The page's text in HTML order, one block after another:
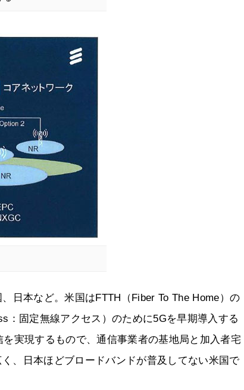
日本など。米国はFTTH（Fiber To The Home）の
固定無線アクセス）のために5Gを早期導入する
実現するもので、通信事業者の基地局と加入者宅
、日本ほどブロードバンドが普及してない米国で